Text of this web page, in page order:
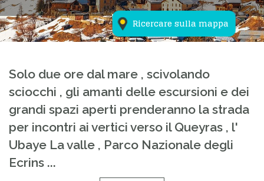
Ricercare sulla mappa
Solo due ore dal mare , scivolando
sciocchi , gli amanti delle escursioni e dei
grandi spazi aperti prenderanno la strada
per incontri ai vertici verso il Queyras , l'
Ubaye La valle , Parco Nazionale degli
Ecrins ...